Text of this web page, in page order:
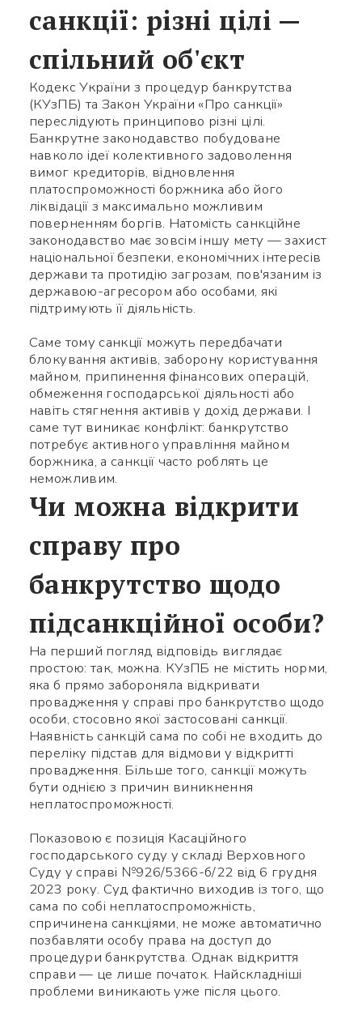
санкції: різні цілі —
спільний об'єкт
Кодекс України з процедур банкрутства
(КУзПБ) та Закон України «Про санкції»
переслідують принципово різні цілі.
Банкрутне законодавство побудоване
навколо ідеї колективного задоволення
вимог кредиторів, відновлення
платоспроможності боржника або його
ліквідації з максимально можливим
поверненням боргів. Натомість санкційне
законодавство має зовсім іншу мету — захист
національної безпеки, економічних інтересів
держави та протидію загрозам, пов'язаним із
державою-агресором або особами, які
підтримують її діяльність.
Саме тому санкції можуть передбачати
блокування активів, заборону користування
майном, припинення фінансових операцій,
обмеження господарської діяльності або
навіть стягнення активів у дохід держави. І
саме тут виникає конфлікт: банкрутство
потребує активного управління майном
боржника, а санкції часто роблять це
неможливим.
Чи можна відкрити
справу про
банкрутство щодо
підсанкційної особи?
На перший погляд відповідь виглядає
простою: так, можна. КУзПБ не містить норми,
яка б прямо забороняла відкривати
провадження у справі про банкрутство щодо
особи, стосовно якої застосовані санкції.
Наявність санкцій сама по собі не входить до
переліку підстав для відмови у відкритті
провадження. Більше того, санкції можуть
бути однією з причин виникнення
неплатоспроможності.
Показовою є позиція Касаційного
господарського суду у складі Верховного
Суду у справі №926/5366-б/22 від 6 грудня
2023 року. Суд фактично виходив із того, що
сама по собі неплатоспроможність,
спричинена санкціями, не може автоматично
позбавляти особу права на доступ до
процедури банкрутства. Однак відкриття
справи — це лише початок. Найскладніші
проблеми виникають уже після цього.